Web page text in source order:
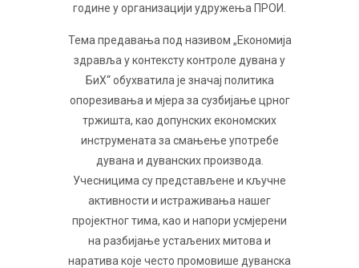
године у организацији удружења ПРОИ.
Тема предавања под називом „Економија
здравља у контексту контроле дувана у
БиХ“ обухватила је значај политика
опорезивања и мјера за сузбијање црног
тржишта, као допунских економских
инструмената за смањење употребе
дувана и дуванских производа.
Учесницима су представљене и кључне
активности и истраживања нашег
пројектног тима, као и напори усмјерени
на разбијање устаљених митова и
наратива које често промовише дуванска